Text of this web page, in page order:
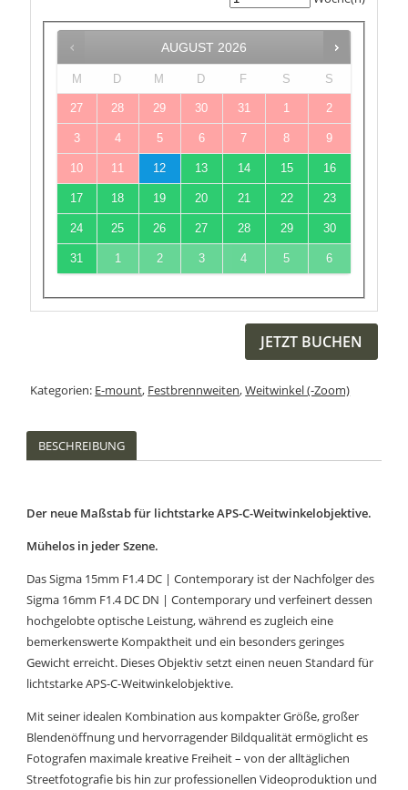
AUGUST 2026
M D M D F S S
27 28 29 30 31 1 2
3 4 5 6 7 8 9
10 11 12 13 14 15 16
17 18 19 20 21 22 23
24 25 26 27 28 29 30
31 1 2 3 4 5 6
JETZT BUCHEN
Kategorien: E-mount, Festbrennweiten,Weitwinkel (-Zoom)
BESCHREIBUNG
Der neue Maßstab für lichtstarke APS-C-Weitwinkelobjektive.
Mühelos in jeder Szene.
Das Sigma 15mm F1.4 DC | Contemporary ist der Nachfolger des
Sigma 16mm F1.4 DC DN | Contemporary und verfeinert dessen
hochgelobte optische Leistung, während es zugleich eine
bemerkenswerte Kompaktheit und ein besonders geringes
Gewicht erreicht. Dieses Objektiv setzt einen neuen Standard für
lichtstarke APS-C-Weitwinkelobjektive.
Mit seiner idealen Kombination aus kompakter Größe, großer
Blendenöffnung und hervorragender Bildqualität ermöglicht es
Fotografen maximale kreative Freiheit – von der alltäglichen
Streetfotografie bis hin zur professionellen Videoproduktion und